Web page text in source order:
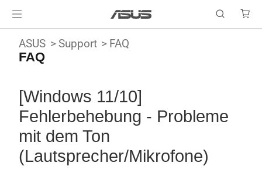
ASUS Support FAQ
FAQ
[Windows 11/10]
Fehlerbehebung - Probleme
mit dem Ton
(Lautsprecher/Mikrofone)